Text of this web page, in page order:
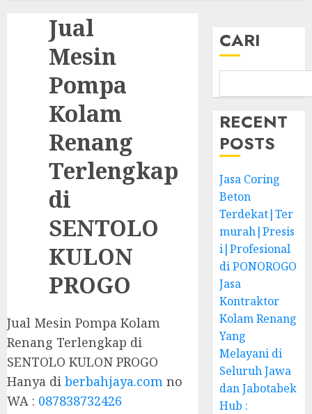
Jual
Mesin
Pompa
Kolam
Renang
Terlengkap
di
SENTOLO
KULON
PROGO
Jual Mesin Pompa Kolam
Renang Terlengkap di
SENTOLO KULON PROGO
Hanya di berbahjaya.com no
WA : 087838732426
CARI
RECENT
POSTS
Jasa Coring
Beton
Terdekat|Ter
murah|Presis
i|Profesional
di PONOROGO
Jasa
Kontraktor
Kolam Renang
Yang
Melayani di
Seluruh Jawa
dan Jabotabek
Hub :